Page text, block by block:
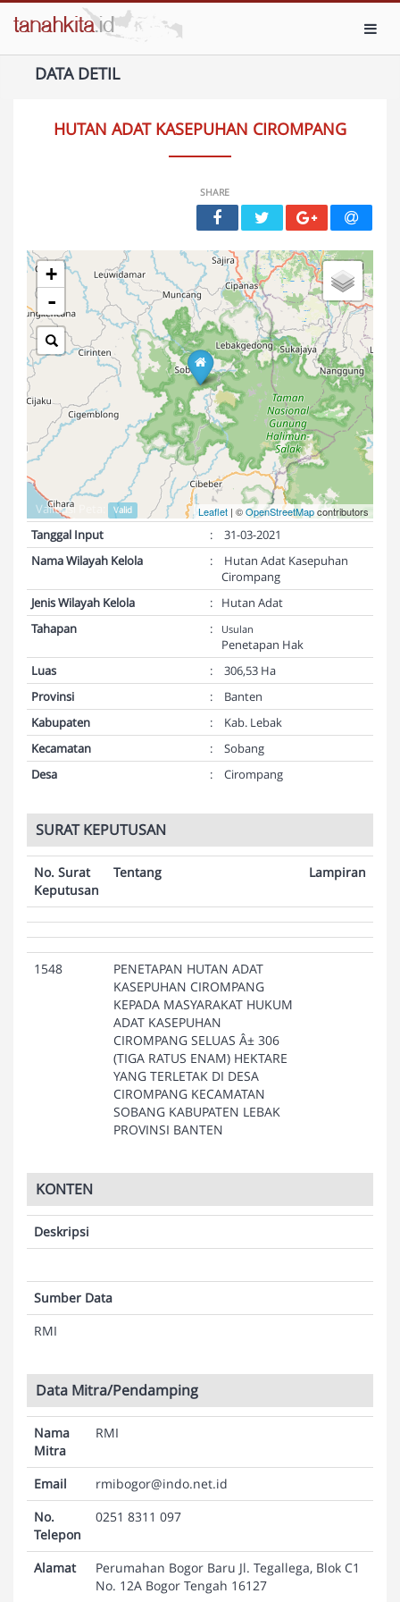
DATA DETIL
HUTAN ADAT KASEPUHAN CIROMPANG
SHARE
+
-
Leaflet | ©OpenStreetMapcontributors
Validasi Peta: Valid
Tanggal Input :
31-03-2021
Nama Wilayah Kelola
:
Hutan Adat Kasepuhan
Cirompang
Jenis Wilayah Kelola
:
Hutan Adat
Tahapan
: Usulan
Penetapan Hak
Luas
:
306,53 Ha
Provinsi
:
Banten
Kabupaten
:
Kab. Lebak
Kecamatan
:
Sobang
Desa
: Cirompang
SURAT KEPUTUSAN
No. Surat
Keputusan
Tentang Lampiran
1548
PENETAPAN HUTAN ADAT
KASEPUHAN CIROMPANG
KEPADA MASYARAKAT HUKUM
ADAT KASEPUHAN
CIROMPANG SELUAS Â± 306
(TIGA RATUS ENAM) HEKTARE
YANG TERLETAK DI DESA
CIROMPANG KECAMATAN
SOBANG KABUPATEN LEBAK
PROVINSI BANTEN
KONTEN
Deskripsi
Sumber Data
RMI
Data Mitra/Pendamping
Nama
Mitra
RMI
Email
rmibogor@indo.net.id
No.
Telepon
0251 8311 097
Alamat
Perumahan Bogor Baru Jl. Tegallega, Blok C1
No. 12A Bogor Tengah 16127